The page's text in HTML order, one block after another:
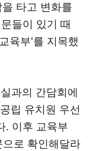
타고 변화를
들이 있기 때
육부'를 지목했
과의 간담회에
립 유치원 우선
. 이후 교육부
로 확인해달라